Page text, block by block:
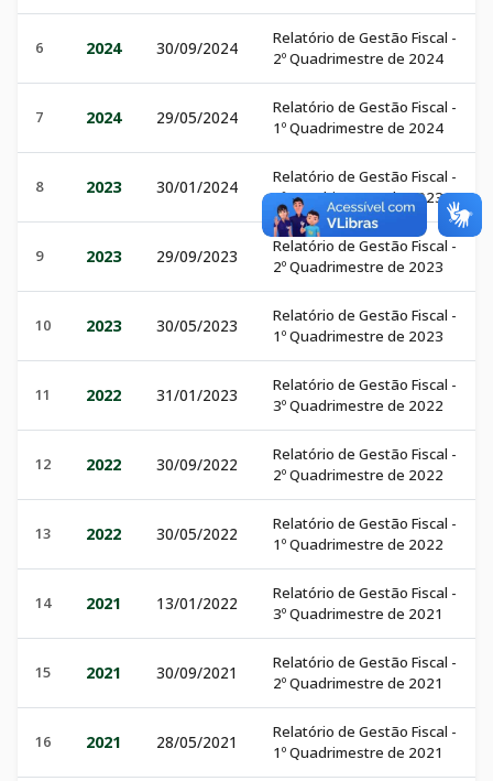
6 2024 30/09/2024
Relatório de Gestão Fiscal -
2º Quadrimestre de 2024
7 2024 29/05/2024
Relatório de Gestão Fiscal -
1º Quadrimestre de 2024
8 2023 30/01/2024
Relatório de Gestão Fiscal -
3º Quadrimestre de 2023
9 2023 29/09/2023
Relatório de Gestão Fiscal -
2º Quadrimestre de 2023
10 2023 30/05/2023
Relatório de Gestão Fiscal -
1º Quadrimestre de 2023
11 2022 31/01/2023
Relatório de Gestão Fiscal -
3º Quadrimestre de 2022
12 2022 30/09/2022
Relatório de Gestão Fiscal -
2º Quadrimestre de 2022
13 2022 30/05/2022
Relatório de Gestão Fiscal -
1º Quadrimestre de 2022
14 2021 13/01/2022
Relatório de Gestão Fiscal -
3º Quadrimestre de 2021
15 2021 30/09/2021
Relatório de Gestão Fiscal -
2º Quadrimestre de 2021
16 2021 28/05/2021
Relatório de Gestão Fiscal -
1º Quadrimestre de 2021